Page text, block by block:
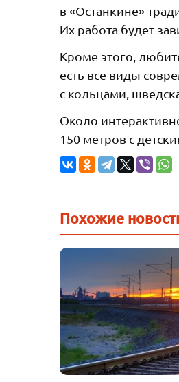
в «Останкине»
Их работа будет
Кроме этого,
есть все виды
с кольцами,
Около
150 метров с
Похожие